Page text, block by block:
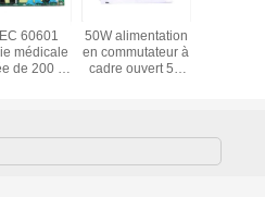
60601
médicale
de 200 W
santé
50W alimentation
en commutateur à
cadre ouvert 5V